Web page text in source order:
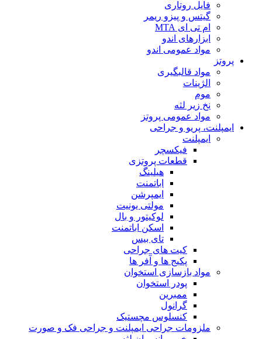
فایل روتاری
گیتس و پیزو ریمر
ام تی ای MTA
ابزارهای اندو
مواد عمومی اندو
پروتز
مواد قالبگیری
الژینات
موم
نخ زیر لثه
مواد عمومی پروتز
ایمپلنت، پریو و جراحی
ایمپلنت
فیکسچر
قطعات پروتزی
هیلینگ
اباتمنت
ایمپرشن
مولتی یونیت
لوکیتور و بال
اسکن اباتمنت
تای بیس
کیت های جراحی
پکیج ها و آفر ها
مواد بازسازی استخوان
پودر استخوان
ممبرین
گرانول
کنسلوس مچستیک
ملزومات جراحی ایمپلنت و جراحی فک و صورت